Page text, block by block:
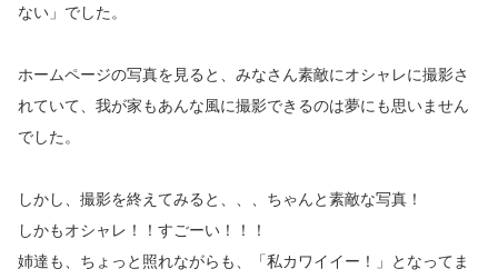
ない」でした。
ホームページの写真を見ると、みなさん素敵にオシャレに撮影さ
れていて、我が家もあんな風に撮影できるのは夢にも思いません
でした。
しかし、撮影を終えてみると、、、ちゃんと素敵な写真！
しかもオシャレ！！すごーい！！！
姉達も、ちょっと照れながらも、「私カワイイー！」となってま